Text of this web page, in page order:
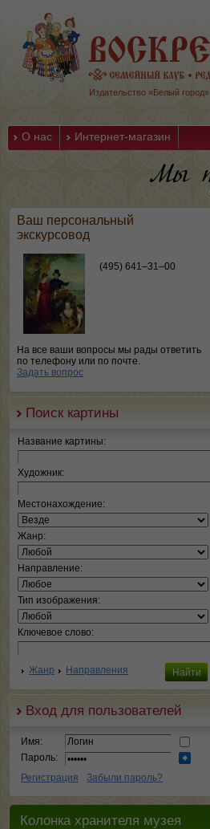
Издательство «Белый город»
О нас Интернет-магазин
Ваш персональный
экскурсовод
(495) 641–31–00
На все ваши вопросы мы рады ответить
по телефону или по почте.
Задать вопрос
Поиск картины
Название картины:
Художник:
Местонахождение:
Жанр:
Направление:
Тип изображения:
Ключевое слово:
Жанр Направления
Вход для пользователей
Имя:
Пароль:
Регистрация
Забыли пароль?
Колонка хранителя музея